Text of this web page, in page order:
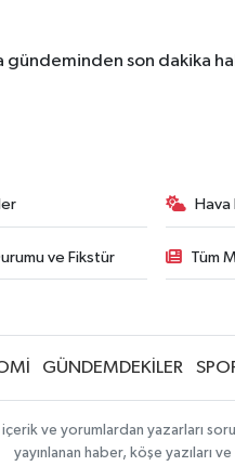
gündeminden son dakika
Hava
ve Fikstür Tüm
GÜNDEMDEKİLER
ve yorumlardan yazarları
yayınlanan haber, köşe yazıları